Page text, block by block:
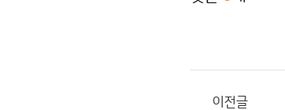
이전글